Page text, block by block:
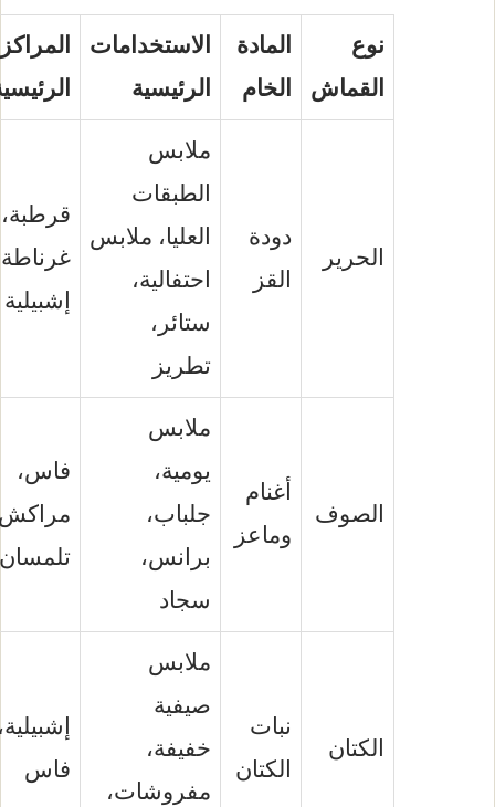
نوع
القماش
المادة
الخام
الاستخدامات
الرئيسية
المراكز
الرئيسية
الحرير
دودة
القز
ملابس
الطبقات
العليا، ملابس
احتفالية،
ستائر،
تطريز
قرطبة،
غرناطة،
إشبيلية
الصوف
أغنام
وماعز
ملابس
يومية،
جلباب،
برانس،
سجاد
فاس،
مراكش،
تلمسان
الكتان
نبات
الكتان
ملابس
صيفية
خفيفة،
مفروشات،
إشبيلية،
فاس